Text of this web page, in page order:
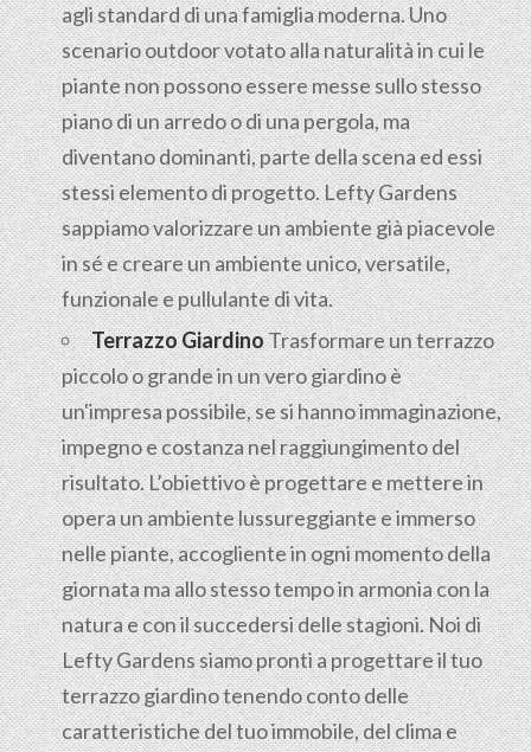
agli standard di una famiglia moderna. Uno
scenario outdoor votato alla naturalità in cui le
piante non possono essere messe sullo stesso
piano di un arredo o di una pergola, ma
diventano dominanti, parte della scena ed essi
stessi elemento di progetto. Lefty Gardens
sappiamo valorizzare un ambiente già piacevole
in sé e creare un ambiente unico, versatile,
funzionale e pullulante di vita.
Terrazzo GiardinoTrasformare un terrazzo
piccolo o grande in un vero giardino è
un'impresa possibile, se si hanno immaginazione,
impegno e costanza nel raggiungimento del
risultato. L’obiettivo è progettare e mettere in
opera un ambiente lussureggiante e immerso
nelle piante, accogliente in ogni momento della
giornata ma allo stesso tempo in armonia con la
natura e con il succedersi delle stagioni. Noi di
Lefty Gardens siamo pronti a progettare il tuo
terrazzo giardino tenendo conto delle
caratteristiche del tuo immobile, del clima e